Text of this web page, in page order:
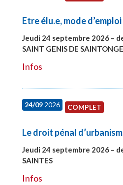
Etre élu.e, mode d’emploi
Jeudi 24 septembre 2026 –
SAINT GENIS DE SAINTONGE
Infos
24/092026 COMPLET
Le droit pénal
Jeudi 24 septembre 2026 –
SAINTES
Infos